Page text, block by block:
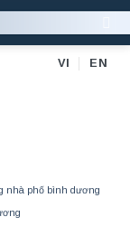
VI EN
nhà phố bình dương